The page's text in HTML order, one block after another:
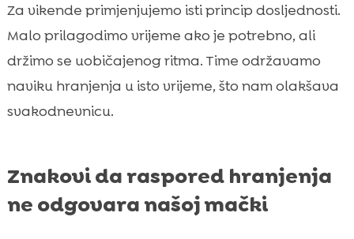
Za vikende primjenjujemo isti princip dosljednosti.
Malo prilagodimo vrijeme ako je potrebno, ali
držimo se uobičajenog ritma. Time održavamo
naviku hranjenja u isto vrijeme, što nam olakšava
svakodnevnicu.
Znakovi da raspored hranjenja
ne odgovara našoj mački